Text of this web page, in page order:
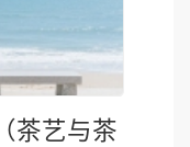
茶艺与茶